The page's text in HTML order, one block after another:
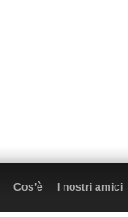
Cos’è I nostri amici